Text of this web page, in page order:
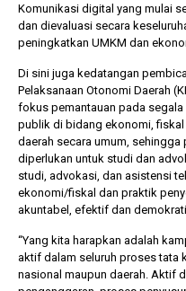
Komunikasi digital yang mulai
dan dievaluasi secara
peningkatkan UMKM dan
Di sini juga kedatangan
Pelaksanaan Otonomi Daerah
fokus pemantauan pada
publik di bidang ekonomi,
daerah secara umum,
diperlukan untuk studi dan
studi, advokasi, dan asistensi
ekonomi/fiskal dan praktik
akuntabel, efektif dan
“Yang kita harapkan adalah
aktif dalam seluruh proses tata
nasional maupun daerah. Aktif